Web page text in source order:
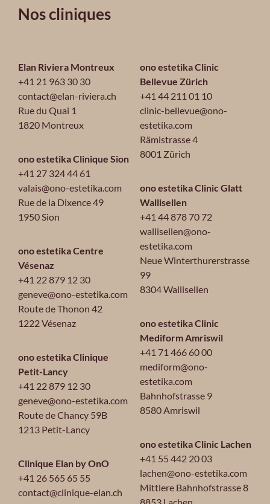
Nos cliniques
Elan Riviera Montreux
+41 21 963 30 30
contact@elan-riviera.ch
Rue du Quai 1
1820 Montreux
ono estetika Clinique Sion
+41 27 324 44 61
valais@ono-estetika.com
Rue de la Dixence 49
1950 Sion
ono estetika Centre
Vésenaz
+41 22 879 12 30
geneve@ono-estetika.com
Route de Thonon 42
1222 Vésenaz
ono estetika Clinique
Petit-Lancy
+41 22 879 12 30
geneve@ono-estetika.com
Route de Chancy 59B
1213 Petit-Lancy
Clinique Elan by OnO
+41 26 565 65 55
contact@clinique-elan.ch
ono estetika Clinic
Bellevue Zürich
+41 44 211 01 10
clinic-bellevue@ono-
estetika.com
Rämistrasse 4
8001 Zürich
ono estetika Clinic Glatt
Wallisellen
+41 44 878 70 72
wallisellen@ono-
estetika.com
Neue Winterthurerstrasse
99
8304 Wallisellen
ono estetika Clinic
Mediform Amriswil
+41 71 466 60 00
mediform@ono-
estetika.com
Bahnhofstrasse 9
8580 Amriswil
ono estetika Clinic Lachen
+41 55 442 20 03
lachen@ono-estetika.com
Mittlere Bahnhofstrasse 8